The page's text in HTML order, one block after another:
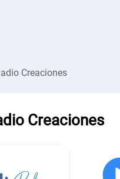
Creaciones
Creaciones